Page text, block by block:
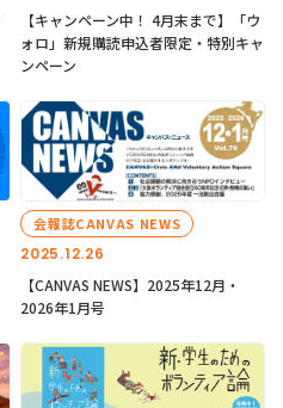
【キャンペーン中！ 4月末まで】「ウ
ォロ」新規購読申込者限定・特別キャ
ンペーン
2025.12.26
会報誌CANVAS NEWS
【CANVAS NEWS】2025年12月・
2026年1月号